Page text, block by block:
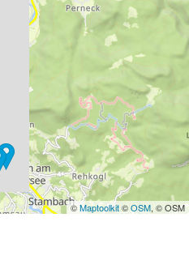
©Maptoolkit©OSM, © OSM